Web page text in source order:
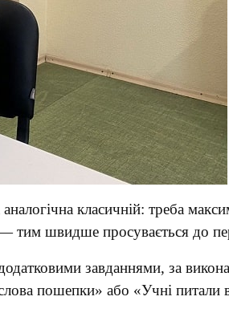
класичній: треба
тим швидше просувається до
завданнями, за
пошепки» або «Учні питали